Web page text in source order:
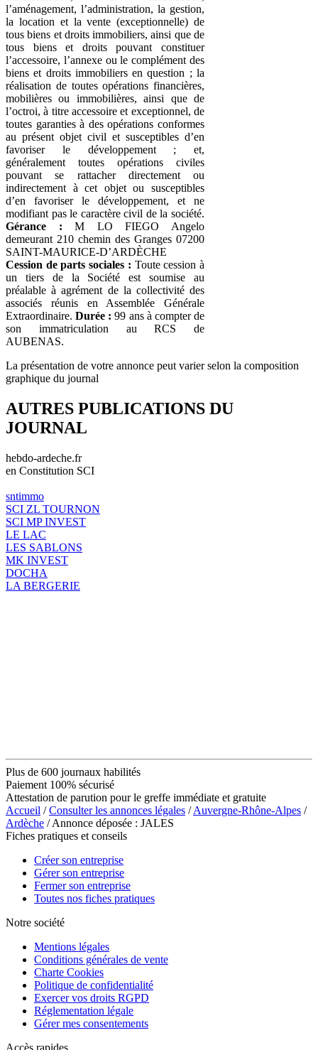
l’aménagement, l’administration, la gestion,
la location et la vente (exceptionnelle) de
tous biens et droits immobiliers, ainsi que de
tous biens et droits pouvant constituer
l’accessoire, l’annexe ou le complément des
biens et droits immobiliers en question ; la
réalisation de toutes opérations financières,
mobilières ou immobilières, ainsi que de
l’octroi, à titre accessoire et exceptionnel, de
toutes garanties à des opérations conformes
au présent objet civil et susceptibles d’en
favoriser le développement ; et,
généralement toutes opérations civiles
pouvant se rattacher directement ou
indirectement à cet objet ou susceptibles
d’en favoriser le développement, et ne
modifiant pas le caractère civil de la société.
Gérance : M LO FIEGO Angelo
demeurant 210 chemin des Granges 07200
SAINT-MAURICE-D’ARDÈCHE
Cession de parts sociales : Toute cession à
un tiers de la Société est soumise au
préalable à agrément de la collectivité des
associés réunis en Assemblée Générale
Extraordinaire.Durée : 99 ans à compter de
son immatriculation au RCS de
AUBENAS.
La présentation de votre annonce peut varier selon la composition
graphique du journal
AUTRES PUBLICATIONS DU
JOURNAL
hebdo-ardeche.fr
en Constitution SCI
sntimmo
SCI ZL TOURNON
SCI MP INVEST
LE LAC
LES SABLONS
MK INVEST
DOCHA
LA BERGERIE
Plus de 600 journaux habilités
Paiement 100% sécurisé
Attestation de parution pour le greffe immédiate et gratuite
Accueil /Consulter les annonces légales /Auvergne-Rhône-Alpes /
Ardèche / Annonce déposée : JALES
Fiches pratiques et conseils
Créer son entreprise
Gérer son entreprise
Fermer son entreprise
Toutes nos fiches pratiques
Notre société
Mentions légales
Conditions générales de vente
Charte Cookies
Politique de confidentialité
Exercer vos droits RGPD
Réglementation légale
Gérer mes consentements
Accès rapides